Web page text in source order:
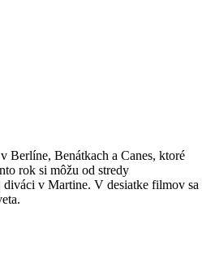
Berlíne, Benátkach a Canes, ktoré
rok si môžu od stredy
v Martine. V desiatke filmov sa